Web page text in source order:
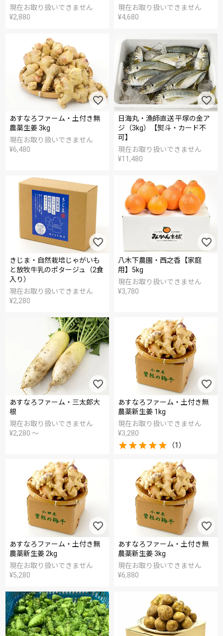
現在お取り扱いできません
¥2,880
現在お取り扱いできません
¥4,680
あすなろファーム・土付き無
農薬生姜 3kg
現在お取り扱いできません
¥6,480
日海丸・漁師直送 平塚の金ア
ジ（3kg）【熨斗・カード不
可】
現在お取り扱いできません
¥11,480
きじま・自然栽培じゃがいも
と放牧牛乳のポタージュ（2食
入り）
現在お取り扱いできません
¥2,280
八木下農園・西之香【家庭
用】5kg
現在お取り扱いできません
¥3,780
あすなろファーム・三太郎大
根
現在お取り扱いできません
¥2,280 〜
あすなろファーム・土付き無
農薬新生姜 1kg
現在お取り扱いできません
¥3,280
（1）
あすなろファーム・土付き無
農薬新生姜 2kg
現在お取り扱いできません
¥5,280
あすなろファーム・土付き無
農薬新生姜 3kg
現在お取り扱いできません
¥6,880